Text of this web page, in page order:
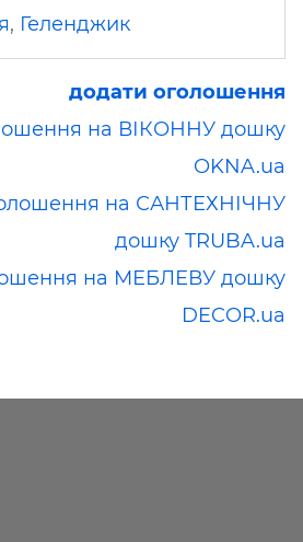
, Геленджик
додати оголошення
на ВІКОННУ дошку
OKNA.ua
на САНТЕХНІЧНУ
дошку TRUBA.ua
на МЕБЛЕВУ дошку
DECOR.ua